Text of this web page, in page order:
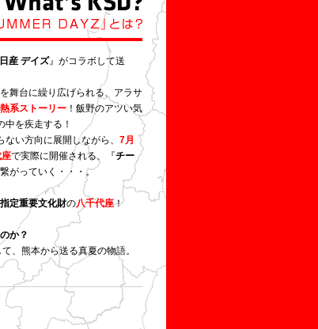
日産 デイズ』がコラボして送
を舞台に繰り広げられる、アラサ
系ストーリー ！飯野のアツい気
中を疾走する！
い方向に展開しながら、 7月
座で実際に開催される、『チー
がっていく・・・。
定重要文化財の八千代座！
か？
、熊本から送る真夏の物語。